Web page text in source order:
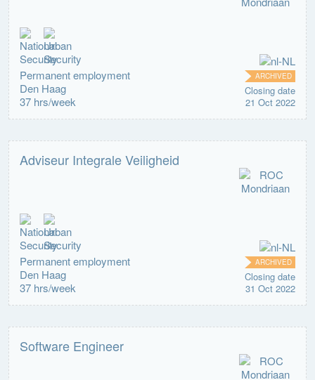
Permanent employment
Den Haag
37 hrs/week
ARCHIVED
Closing date
21 Oct 2022
Adviseur Integrale Veiligheid
Permanent employment
Den Haag
37 hrs/week
ARCHIVED
Closing date
31 Oct 2022
Software Engineer